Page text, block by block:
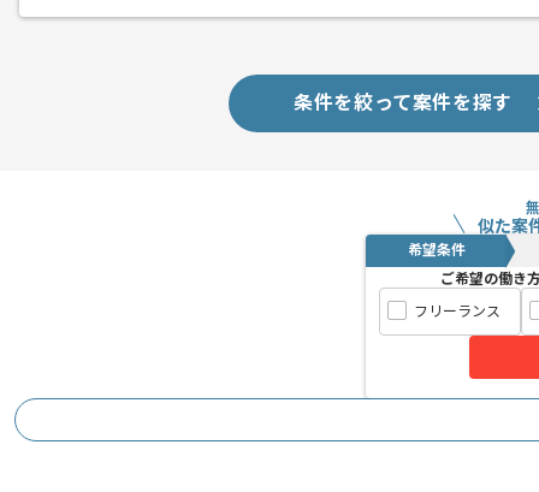
条件を絞って案件を探す
似た案
希望条件
ご希望の働き
フリーランス